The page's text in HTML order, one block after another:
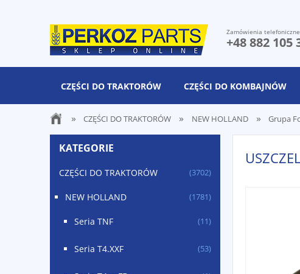
Zamówienia telefoniczne
+48 882 105
CZĘŚCI DO TRAKTORÓW CZĘŚCI DO KOMBAJNÓW
» CZĘŚCI DO TRAKTORÓW » NEW HOLLAND » Grupa
KATEGORIE
CZĘŚCI DO TRAKTORÓW (3702)
NEW HOLLAND (1781)
Seria TNF (11)
Seria T4.XXF (53)